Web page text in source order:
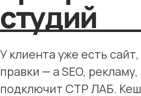
студий
У клиента уже есть
правки — а SEO,
подключит СТР ЛАБ.